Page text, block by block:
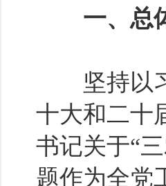
一、总
坚持以习
十大和二十
书记关于“
题作为全党